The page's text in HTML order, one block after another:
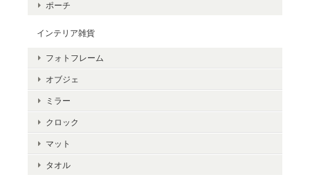
ポーチ
インテリア雑貨
フォトフレーム
オブジェ
ミラー
クロック
マット
タオル